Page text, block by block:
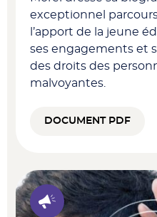
exceptionnel
l’apport de la jeune
ses engagements et
des droits des
malvoyantes.
DOCUMENT PDF